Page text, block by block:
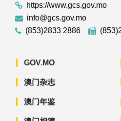
https://www.gcs.gov.mo
info@gcs.gov.mo
(853)2833 2886
GOV.MO
澳门杂志
澳门年鉴